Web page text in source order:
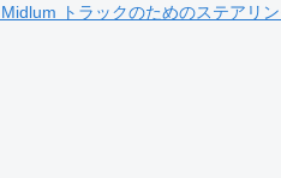
トラックのためのステアリ